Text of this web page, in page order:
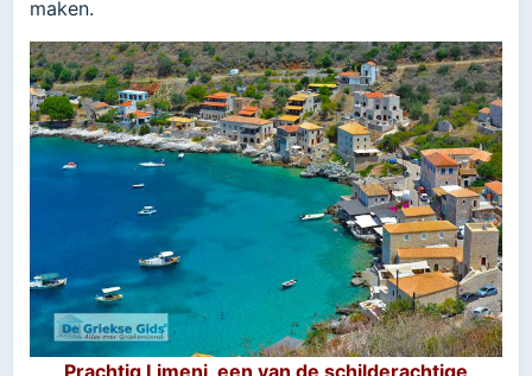
maken.
Prachtig Limeni, een van de schilderachtige